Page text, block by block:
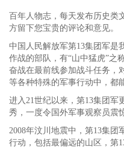
百年人物志，每天发布历史类
方留下您宝贵的评论和意见。
中国人民解放军第13集团军是
作战的部队，有“山中猛虎”之
奋战在最前线参加战斗任务，
等各种特殊的军事行动中，都
进入21世纪以来，第13集团军
秀，一度令国外军事观察员震
2008年汶川地震中，第13集
行动，包括最偏远的山区，第